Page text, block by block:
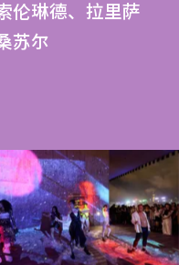
伦琳德、拉里萨
苏尔